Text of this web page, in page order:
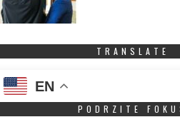
TRANSLATE
EN
PODRZITE